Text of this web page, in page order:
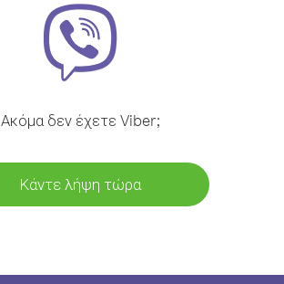
Ακόμα δεν έχετε Viber;
Κάντε λήψη τώρα